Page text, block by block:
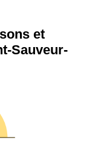
et
Sauveur-